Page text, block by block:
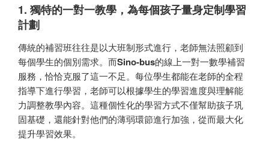
1. 獨特的一對一教學，為每個孩子量身定制學習
計劃
傳統的補習班往往是以大班制形式進行，老師無法照顧到
每個學生的個別需求。而Sino-bus的線上一對一數學補習
服務，恰恰克服了這一不足。每位學生都能在老師的全程
指導下進行學習，老師可以根據學生的學習進度與理解能
力調整教學內容。這種個性化的學習方式不僅幫助孩子巩
固基礎，還能針對他們的薄弱環節進行加強，從而最大化
提升學習效果。